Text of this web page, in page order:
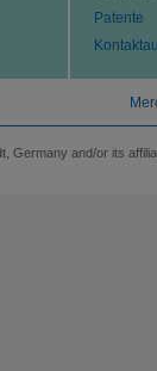
Patente
Germany and/or its